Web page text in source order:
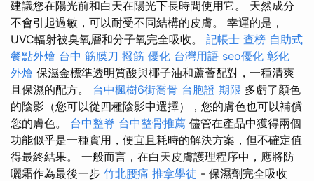
建議您在陽光前和白天在陽光下長時間使用它。 天然成分
不會引起過敏，可以耐受不同結構的皮膚。 幸運的是，
UVC輻射被臭氧層和分子氧完全吸收。 記帳士 查榜 自助式
餐點外燴 台中 筋膜刀 撥筋 優化 台灣用語 seo優化 彰化
外燴 保濕金標準透明質酸與椰子油和蘆薈配對，一種清爽
且保濕的配方。 台中楓樹6街喬骨 台胞證 期限 多虧了顏色
的陰影（您可以從四種陰影中選擇），您的膚色也可以補償
您的膚色。 台中整脊 台中整骨推薦 儘管在產品中獲得兩個
功能似乎是一種實用，便宜且耗時的解決方案，但不確定值
得最終結果。 一般而言，在白天皮膚護理程序中，應將防
曬霜作為最後一步 竹北腰痛 推拿學徒 - 保濕劑完全吸收